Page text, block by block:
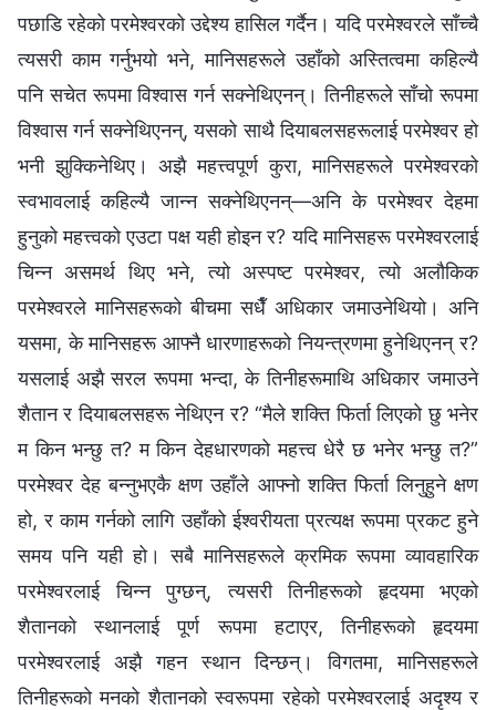
पछाडि रहेको परमेश्‍वरको उद्देश्य हासिल गर्दैन। यदि परमेश्‍वरले साँच्‍चै
त्यसरी काम गर्नुभयो भने, मानिसहरूले उहाँको अस्तित्वमा कहिल्यै
पनि सचेत रूपमा विश्‍वास गर्न सक्‍नेथिएनन्। तिनीहरूले साँचो रूपमा
विश्‍वास गर्न सक्‍नेथिएनन्, यसको साथै दियाबलसहरूलाई परमेश्‍वर हो
भनी झुक्‍किनेथिए। अझै महत्त्वपूर्ण कुरा, मानिसहरूले परमेश्‍वरको
स्वभावलाई कहिल्यै जान्‍न सक्‍नेथिएनन्—अनि के परमेश्‍वर देहमा
हुनुको महत्त्वको एउटा पक्ष यही होइन र? यदि मानिसहरू परमेश्‍वरलाई
चिन्‍न असमर्थ थिए भने, त्यो अस्पष्ट परमेश्‍वर, त्यो अलौकिक
परमेश्‍वरले मानिसहरूको बीचमा सधैँ अधिकार जमाउनेथियो। अनि
यसमा, के मानिसहरू आफ्‍नै धारणाहरूको नियन्त्रणमा हुनेथिएनन् र?
यसलाई अझै सरल रूपमा भन्दा, के तिनीहरूमाथि अधिकार जमाउने
शैतान र दियाबलसहरू नेथिएन र? “मैले शक्ति फिर्ता लिएको छु भनेर
म किन भन्छु त? म किन देहधारणको महत्त्व धेरै छ भनेर भन्छु त?”
परमेश्‍वर देह बन्‍नुभएकै क्षण उहाँले आफ्‍नो शक्ति फिर्ता लिनुहुने क्षण
हो, र काम गर्नको लागि उहाँको ईश्‍वरीयता प्रत्यक्ष रूपमा प्रकट हुने
समय पनि यही हो। सबै मानिसहरूले क्रमिक रूपमा व्यावहारिक
परमेश्‍वरलाई चिन्‍न पुग्छन्, त्यसरी तिनीहरूको हृदयमा भएको
शैतानको स्थानलाई पूर्ण रूपमा हटाएर, तिनीहरूको हृदयमा
परमेश्‍वरलाई अझै गहन स्थान दिन्छन्। विगतमा, मानिसहरूले
तिनीहरूको मनको शैतानको स्वरूपमा रहेको परमेश्‍वरलाई अदृश्य र